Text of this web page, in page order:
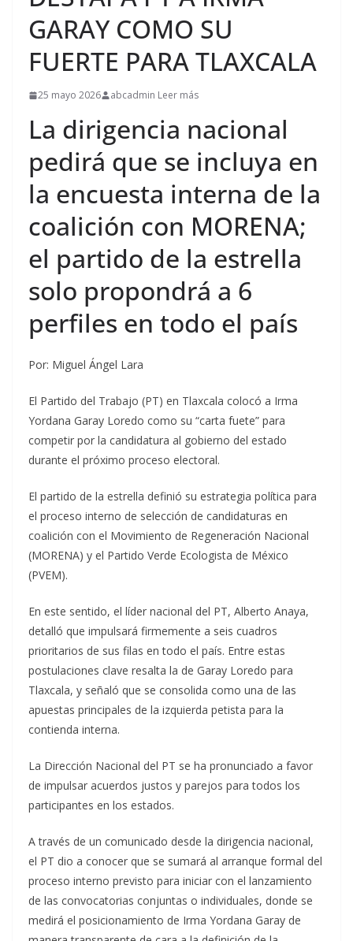
GARAY COMO SU
FUERTE PARA TLAXCALA
25 mayo 2026 abcadmin Leer más
La dirigencia nacional
pedirá que se incluya en
la encuesta interna de la
coalición con MORENA;
el partido de la estrella
solo propondrá a 6
perfiles en todo el país
Por: Miguel Ángel Lara
El Partido del Trabajo (PT) en Tlaxcala colocó a Irma
Yordana Garay Loredo como su “carta fuete” para
competir por la candidatura al gobierno del estado
durante el próximo proceso electoral.
El partido de la estrella definió su estrategia política para
el proceso interno de selección de candidaturas en
coalición con el Movimiento de Regeneración Nacional
(MORENA) y el Partido Verde Ecologista de México
(PVEM).
En este sentido, el líder nacional del PT, Alberto Anaya,
detalló que impulsará firmemente a seis cuadros
prioritarios de sus filas en todo el país. Entre estas
postulaciones clave resalta la de Garay Loredo para
Tlaxcala, y señaló que se consolida como una de las
apuestas principales de la izquierda petista para la
contienda interna.
La Dirección Nacional del PT se ha pronunciado a favor
de impulsar acuerdos justos y parejos para todos los
participantes en los estados.
A través de un comunicado desde la dirigencia nacional,
el PT dio a conocer que se sumará al arranque formal del
proceso interno previsto para iniciar con el lanzamiento
de las convocatorias conjuntas o individuales, donde se
medirá el posicionamiento de Irma Yordana Garay de